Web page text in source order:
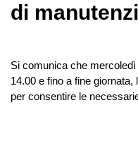
di
Si comunica che mercoledì
14.00 e fino a fine
per consentire le